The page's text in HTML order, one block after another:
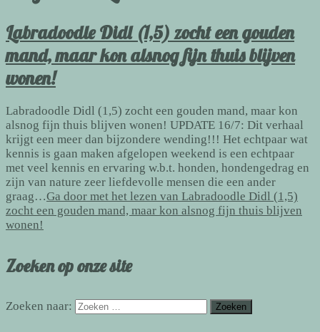
Labradoodle Didl (1,5) zocht een gouden
mand, maar kon alsnog fijn thuis blijven
wonen!
Labradoodle Didl (1,5) zocht een gouden mand, maar kon
alsnog fijn thuis blijven wonen! UPDATE 16/7: Dit verhaal
krijgt een meer dan bijzondere wending!!! Het echtpaar wat
kennis is gaan maken afgelopen weekend is een echtpaar
met veel kennis en ervaring w.b.t. honden, hondengedrag en
zijn van nature zeer liefdevolle mensen die een ander
graag…Ga door met het lezen van Labradoodle Didl (1,5)
zocht een gouden mand, maar kon alsnog fijn thuis blijven
wonen!
Zoeken op onze site
Zoeken naar: